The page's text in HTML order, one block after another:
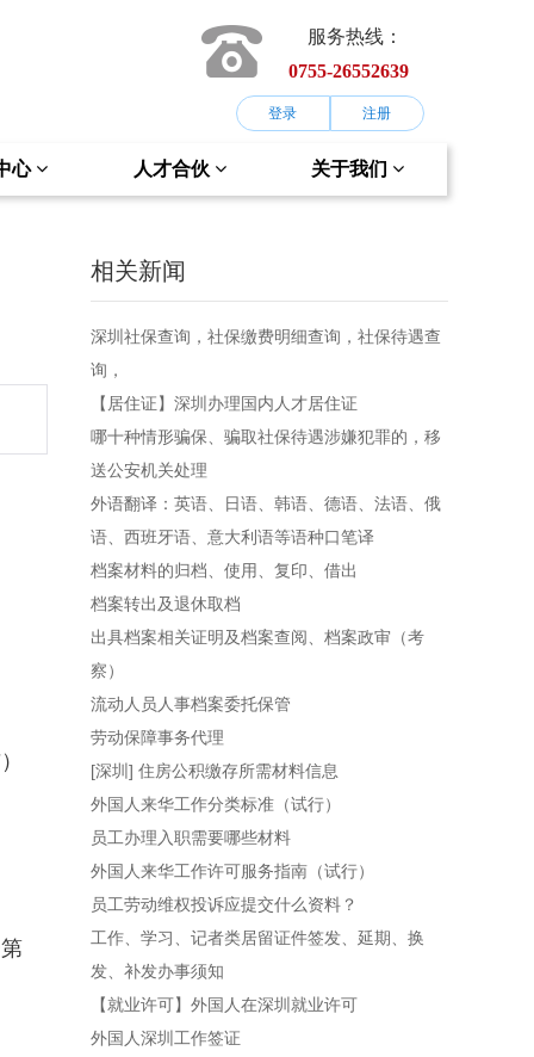
服务热线：
0755-26552639
心 人才合伙 关于我们
登录 注册
相关新闻
深圳社保查询，社保缴费明细查询，社保待遇查
询，
【居住证】深圳办理国内人才居住证
哪十种情形骗保、骗取社保待遇涉嫌犯罪的，移
送公安机关处理
外语翻译：英语、日语、韩语、德语、法语、俄
语、西班牙语、意大利语等语种口笔译
档案材料的归档、使用、复印、借出
档案转出及退休取档
出具档案相关证明及档案查阅、档案政审（考
察）
流动人员人事档案委托保管
劳动保障事务代理
[深圳] 住房公积缴存所需材料信息
外国人来华工作分类标准（试行）
员工办理入职需要哪些材料
外国人来华工作许可服务指南（试行）
员工劳动维权投诉应提交什么资料？
工作、学习、记者类居留证件签发、延期、换
发、补发办事须知
【就业许可】外国人在深圳就业许可
外国人深圳工作签证